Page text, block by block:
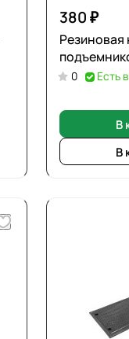
380 ₽
Резиновая
0 Есть
В
В